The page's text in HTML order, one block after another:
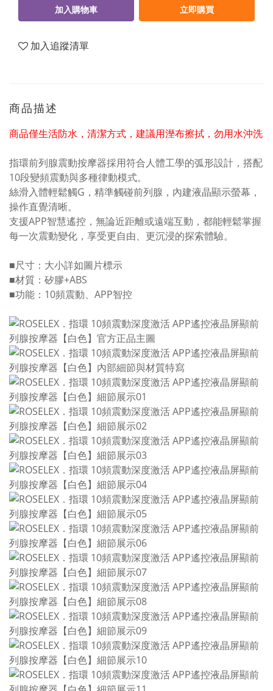
加入購物車 立即購買
加入追蹤清單
商品描述
商品僅生活防水，清潔方式，建議用溼布擦拭，勿用水沖洗
指環前列腺震動按摩器採用符合人體工學的弧形設計，搭配
10段變頻震動與多種律動模式。
絲滑入體輕鬆觸G，精準觸碰前列腺，內建液晶顯示螢幕，
操作直覺清晰。
支援APP智慧遙控，無論近距離或遠端互動，都能輕鬆掌握
每一次震動變化，享受更自由、更沉浸的探索體驗。
■尺寸：大小詳如圖片標示
■材質：矽膠+ABS
■功能：10頻震動、APP智控